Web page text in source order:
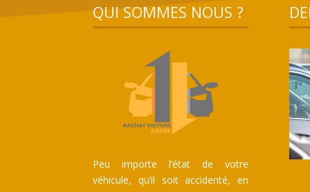
QUI SOMMES NOUS ?
Peu importe l’état de votre
véhicule, qu’il soit accidenté, en